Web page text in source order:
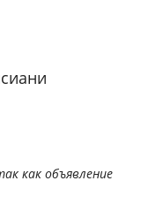
как объявление